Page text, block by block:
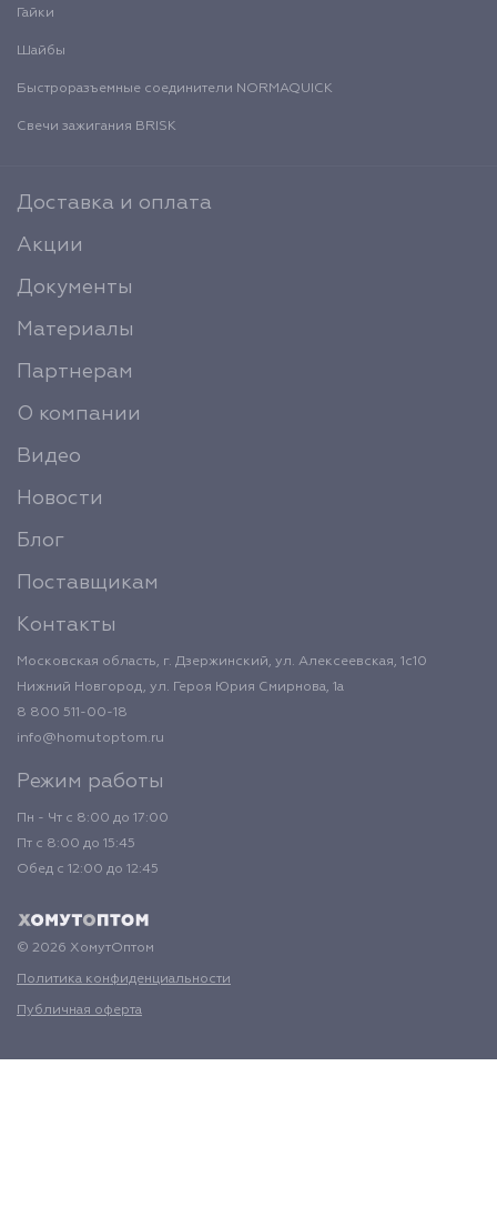
Гайки
Шайбы
Быстроразъемные соединители NORMAQUICK
Свечи зажигания BRISK
Доставка и оплата
Акции
Документы
Материалы
Партнерам
О компании
Видео
Новости
Блог
Поставщикам
Контакты
Московская область, г. Дзержинский, ул. Алексеевская, 1с10
Нижний Новгород, ул. Героя Юрия Смирнова, 1а
8 800 511-00-18
info@homutoptom.ru
Режим работы
Пн - Чт с 8:00 до 17:00
Пт с 8:00 до 15:45
Обед с 12:00 до 12:45
© 2026 ХомутОптом
Политика конфиденциальности
Публичная оферта